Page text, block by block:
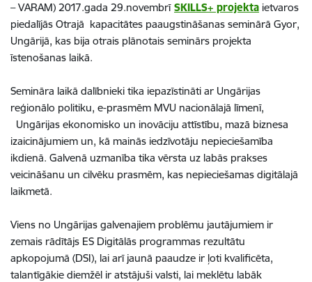
– VARAM) 2017.gada 29.novembrī SKILLS+ projekta ietvaros
piedalījās Otrajā kapacitātes paaugstināšanas seminārā Gyor,
Ungārijā, kas bija otrais plānotais seminārs projekta
īstenošanas laikā.
Semināra laikā dalībnieki tika iepazīstināti ar Ungārijas
reģionālo politiku, e-prasmēm MVU nacionālajā līmenī,
Ungārijas ekonomisko un inovāciju attīstību, mazā biznesa
izaicinājumiem un, kā mainās iedzīvotāju nepieciešamība
ikdienā. Galvenā uzmanība tika vērsta uz labās prakses
veicināšanu un cilvēku prasmēm, kas nepieciešamas digitālajā
laikmetā.
Viens no Ungārijas galvenajiem problēmu jautājumiem ir
zemais rādītājs ES Digitālās programmas rezultātu
apkopojumā (DSI), lai arī jaunā paaudze ir ļoti kvalificēta,
talantīgākie diemžēl ir atstājuši valsti, lai meklētu labāk